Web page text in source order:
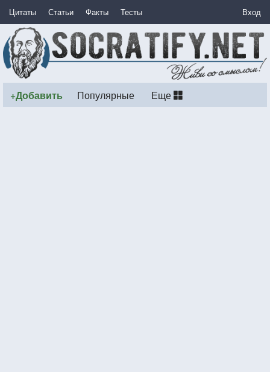
Цитаты Статьи Факты Тесты Вход
+Добавить Популярные Еще